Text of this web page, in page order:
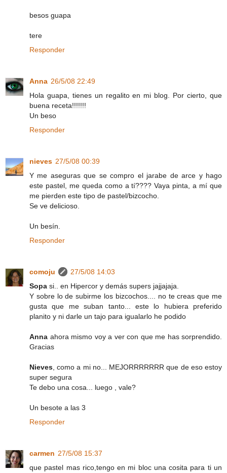
besos guapa
tere
Responder
Anna 26/5/08 22:49
Hola guapa, tienes un regalito en mi blog. Por cierto, que
buena receta!!!!!!!
Un beso
Responder
nieves 27/5/08 00:39
Y me aseguras que se compro el jarabe de arce y hago
este pastel, me queda como a tí???? Vaya pinta, a mí que
me pierden este tipo de pastel/bizcocho.
Se ve delicioso.
Un besín.
Responder
comoju
27/5/08 14:03
Sopa si.. en Hipercor y demás supers jajjajaja.
Y sobre lo de subirme los bizcochos.... no te creas que me
gusta que me suban tanto... este lo hubiera preferido
planito y ni darle un tajo para igualarlo he podido
Anna ahora mismo voy a ver con que me has sorprendido.
Gracias
Nieves , como a mi no... MEJORRRRRRR que de eso estoy
super segura
Te debo una cosa... luego , vale?
Un besote a las 3
Responder
carmen 27/5/08 15:37
que pastel mas rico,tengo en mi bloc una cosita para ti un